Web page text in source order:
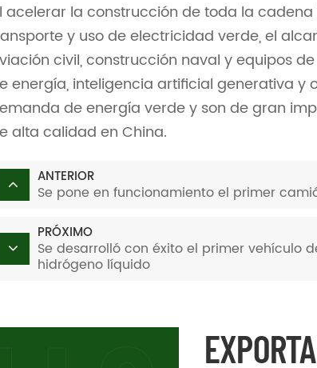
acelerar la construcción de toda la
y uso de electricidad verde, el
civil, construcción naval y equipos
energía, inteligencia artificial generativa
de energía verde y son de gran
alta calidad en China.
ANTERIOR
Se pone en funcionamiento el primer
PRÓXIMO
Se desarrolló con éxito el primer vehículo
hidrógeno líquido